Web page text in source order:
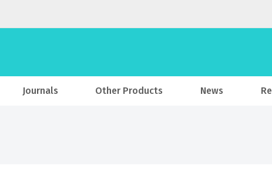
Journals Other Products News